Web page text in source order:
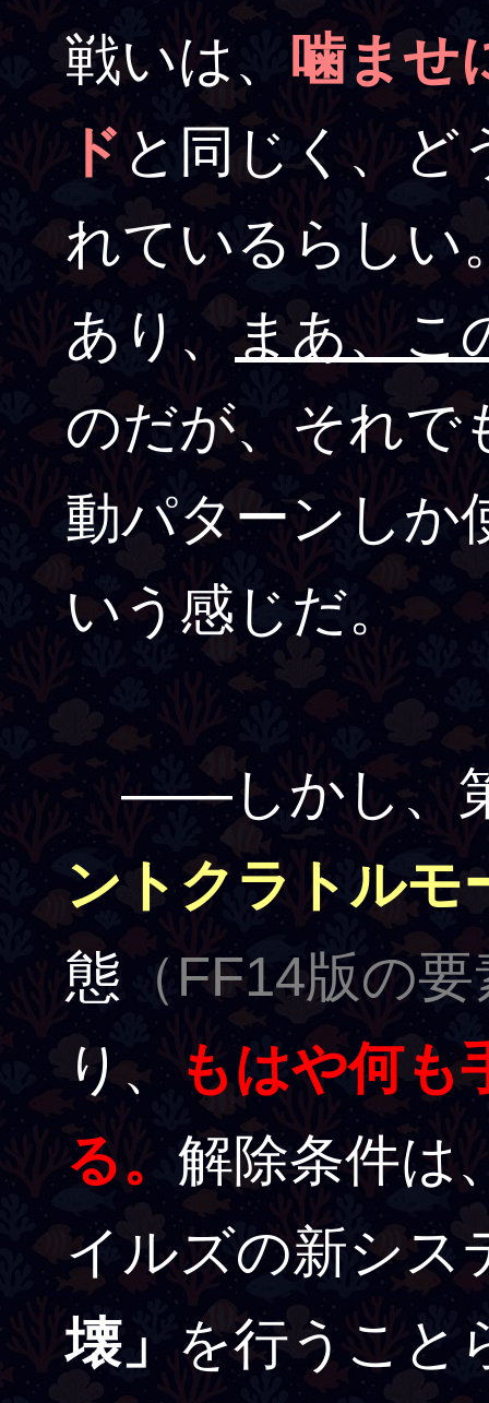
戦いは、 噛ませ
ド と同じく、ど
れているらしい
あり、まあ、こ
のだが、それで
動パターンしか
いう感じだ。
――しかし、第
ントクラトルモ
態 （FF14版の
り、
もはや何も
る。 解除条件は
イルズの新シス
壊」 を行うこと